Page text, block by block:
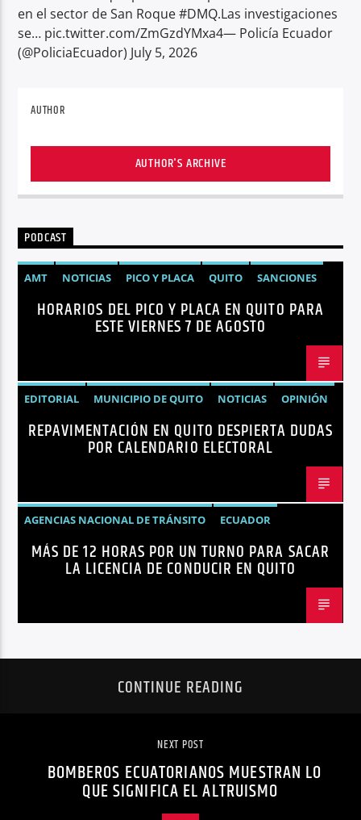
en el sector de San Roque #DMQ.Las investigaciones
se… pic.twitter.com/ZmGzdYMxa4— Policía Ecuador
(@PoliciaEcuador) July 5, 2026
AUTHOR
AUTHOR'S ARCHIVE
PODCAST
AMT NOTICIAS PICO Y PLACA QUITO SANCIONES
HORARIOS DEL PICO Y PLACA EN QUITO PARA
ESTE VIERNES 7 DE AGOSTO
EDITORIAL MUNICIPIO DE QUITO NOTICIAS
OPINIÓN
QUITO
REPAVIMENTACIÓN
REPAVIMENTACIÓN EN QUITO DESPIERTA DUDAS
POR CALENDARIO ELECTORAL
AGENCIAS NACIONAL DE TRÁNSITO
ECUADOR
LICENCIAS
NOTICIAS
MÁS DE 12 HORAS POR UN TURNO PARA SACAR
LA LICENCIA DE CONDUCIR EN QUITO
CONTINUE READING
NEXT POST
BOMBEROS ECUATORIANOS MUESTRAN LO
QUE SIGNIFICA EL ALTRUISMO